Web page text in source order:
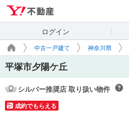
ログイン
中古一戸建て 神奈川県
平塚市夕陽ケ丘
シルバー推奨店 取り扱い物件
成約でもらえる